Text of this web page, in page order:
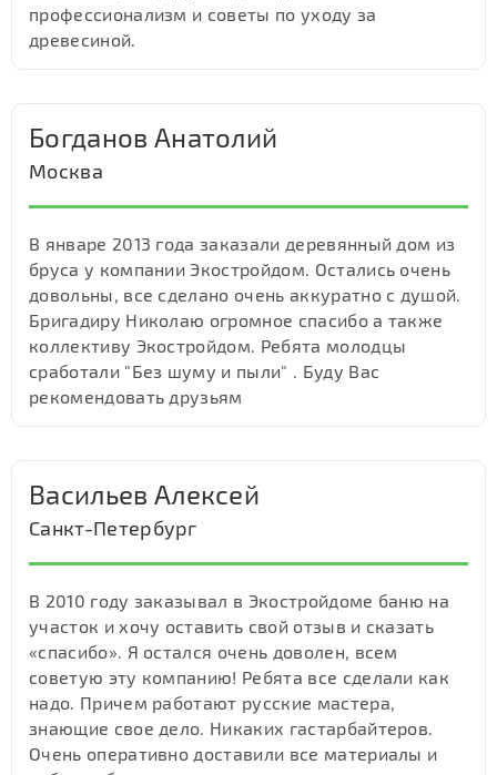
профессионализм и советы по уходу за
древесиной.
Богданов Анатолий
Москва
В январе 2013 года заказали деревянный дом из
бруса у компании Экостройдом. Остались очень
довольны, все сделано очень аккуратно с душой.
Бригадиру Николаю огромное спасибо а также
коллективу Экостройдом. Ребята молодцы
сработали "Без шуму и пыли" . Буду Вас
рекомендовать друзьям
Васильев Алексей
Санкт-Петербург
В 2010 году заказывал в Экостройдоме баню на
участок и хочу оставить свой отзыв и сказать
«спасибо». Я остался очень доволен, всем
советую эту компанию! Ребята все сделали как
надо. Причем работают русские мастера,
знающие свое дело. Никаких гастарбайтеров.
Очень оперативно доставили все материалы и